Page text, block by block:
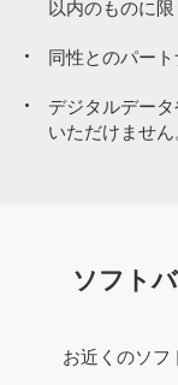
以内のものに限
同性とのパー
デジタルデー
いただけません
ソフト
お近くのソフ